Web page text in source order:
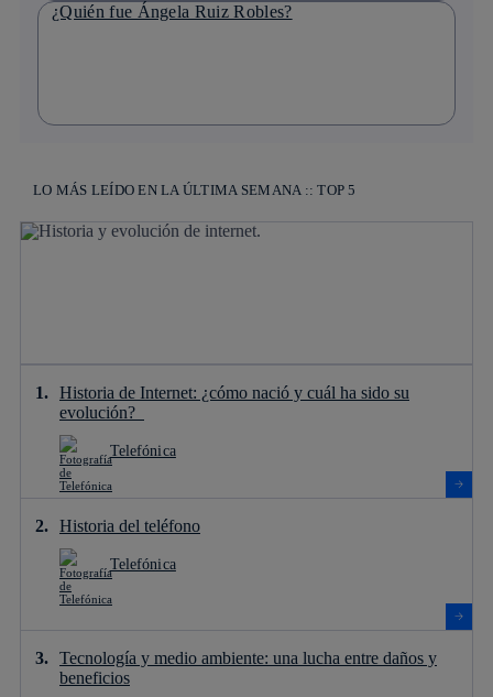
¿Quién fue Ángela Ruiz Robles?
LO MÁS LEÍDO EN LA ÚLTIMA SEMANA :: TOP 5
Historia de Internet: ¿cómo nació y cuál ha sido su
evolución?
Telefónica
Historia del teléfono
Telefónica
Tecnología y medio ambiente: una lucha entre daños y
beneficios